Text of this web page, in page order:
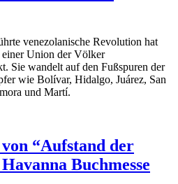
venezolanische Revolution hat
Union der Völker
Sie wandelt auf den Fußspuren der
wie Bolívar, Hidalgo, Juárez, San
und Martí.
“Aufstand der
Buchmesse